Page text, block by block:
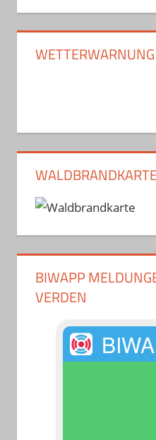
WETTERWARNUNG
BIWAPP
VERDEN